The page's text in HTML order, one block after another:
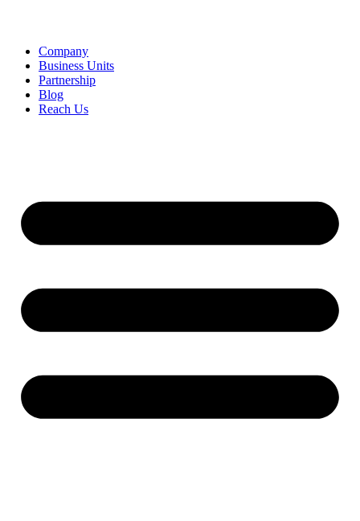
Company
Business Units
Partnership
Blog
Reach Us